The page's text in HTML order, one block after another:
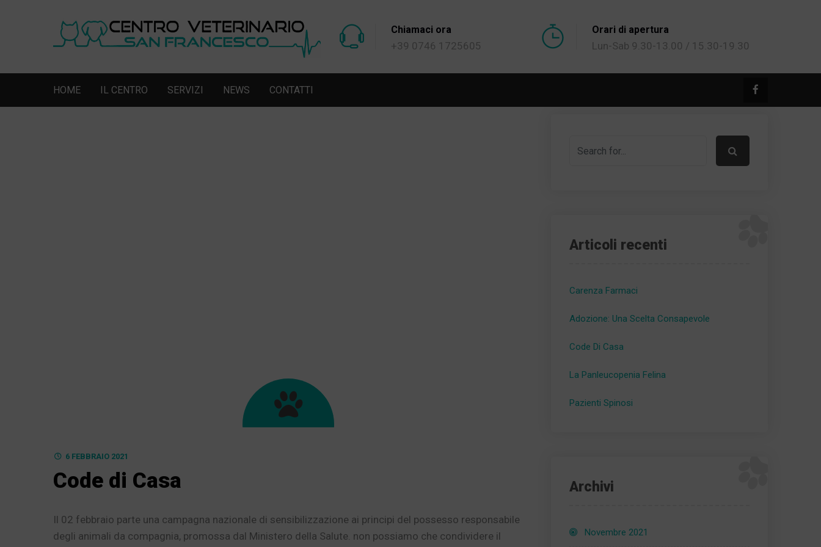
Chiamaci ora
+39 0746 1725605
Orari di apertura
Lun-Sab 9.30-13.00 / 15.30-19.30
HOME IL CENTRO SERVIZI NEWS CONTATTI
6 FEBBRAIO 2021
Code di Casa
Il 02 febbraio parte una campagna nazionale di sensibilizzazione ai principi del possesso responsabile
degli animali da compagnia, promossa dal Ministero della Salute. non possiamo che condividere il
Articoli recenti
Carenza Farmaci
Adozione: Una Scelta Consapevole
Code Di Casa
La Panleucopenia Felina
Pazienti Spinosi
Archivi
Novembre 2021